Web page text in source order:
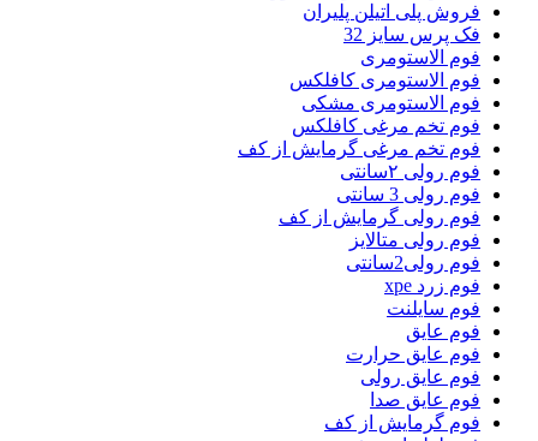
فروش پلی اتیلن پلیران
فک پرس سایز 32
فوم الاستومری
فوم الاستومری کافلکس
فوم الاستومری مشکی
فوم تخم مرغی کافلکس
فوم تخم مرغی گرمایش از کف
فوم رولی ۲سانتی
فوم رولی 3 سانتی
فوم رولی گرمایش از کف
فوم رولی متالایز
فوم رولی2سانتی
فوم زرد xpe
فوم سایلنت
فوم عایق
فوم عایق حرارت
فوم عایق رولی
فوم عایق صدا
فوم گرمایش از کف